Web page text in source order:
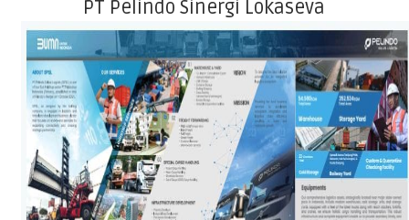
PT Pelindo Sinergi Lokaseva